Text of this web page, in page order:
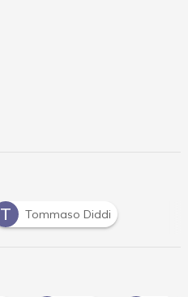
T Tommaso Diddi